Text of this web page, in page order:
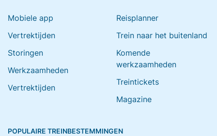
Mobiele app
Vertrektijden
Storingen
Werkzaamheden
Vertrektijden
Reisplanner
Trein naar het buitenland
Komende
werkzaamheden
Treintickets
Magazine
POPULAIRE TREINBESTEMMINGEN